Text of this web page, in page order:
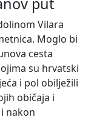
Vilara
Moglo bi
cesta
su hrvatski
i pol obilježili
običaja i
nakon